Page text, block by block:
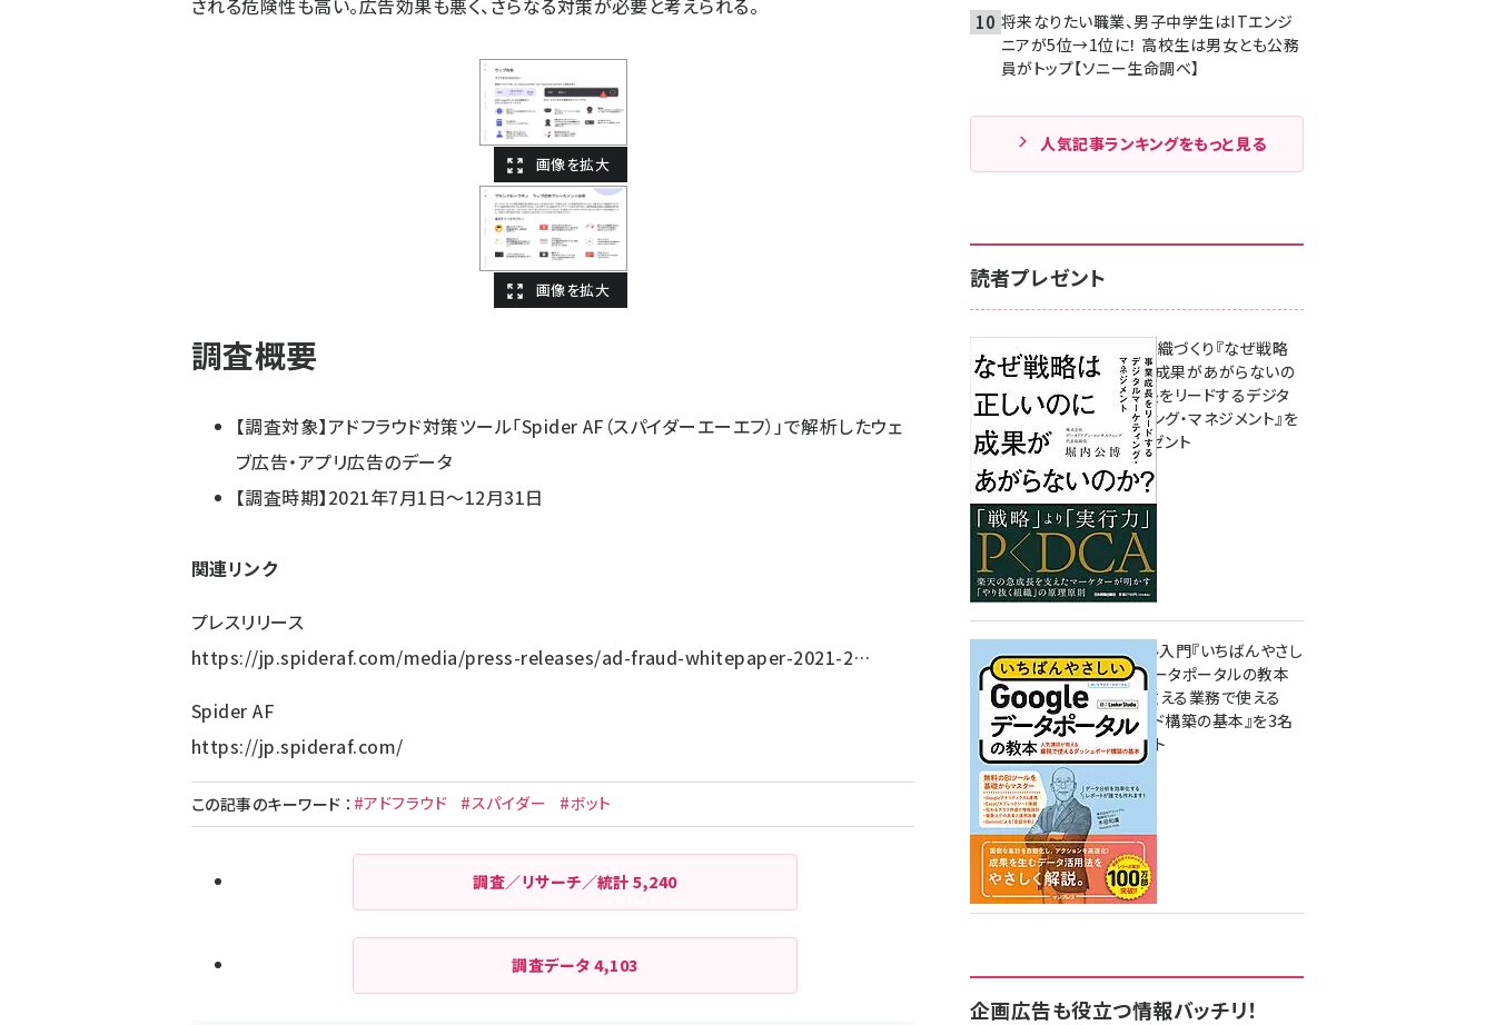
調査概要
【調査対象】アドフラウド対策ツール「Spider AF（スパイダーエーエフ）」で解析したウェ
ブ広告・アプリ広告のデータ
【調査時期】2021年7月1日～12月31日
関連リンク
プレスリリース
https://jp.spideraf.com/media/press-releases/ad-fraud-whitepaper-2021-2…
Spider AF
https://jp.spideraf.com/
この記事のキーワード ： #アドフラウド #スパイダー #ボット
調査／リサーチ／統計5,240
調査データ4,103
将来なりたい職業、男子中学生はITエンジ
ニアが5位→1位に！ 高校生は男女とも公務
員がトップ【ソニー生命調べ】
人気記事ランキングをもっと見る
読者プレゼント
成果を生む組織づくり『なぜ戦略
は正しいのに成果があがらないの
か？ 事業成長をリードするデジタ
ルマーケティング・マネジメント』を
3名様にプレゼント
10:00
無料BIツール入門『いちばんやさし
いGoogleデータポータルの教本
人気講師が教える業務で使える
ダッシュボード構築の基本』を3名
様にプレゼント
7月31日 10:00
企画広告も役立つ情報バッチリ！